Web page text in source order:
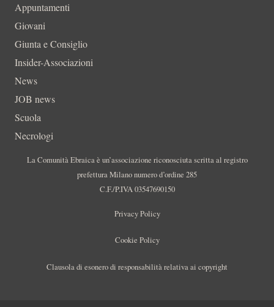
Appuntamenti
Giovani
Giunta e Consiglio
Insider-Associazioni
News
JOB news
Scuola
Necrologi
La Comunità Ebraica è un’associazione riconosciuta scritta al registro
prefettura Milano numero d’ordine 285
C.F./P.IVA 03547690150
Privacy Policy
Cookie Policy
Clausola di esonero di responsabilità relativa ai copyright